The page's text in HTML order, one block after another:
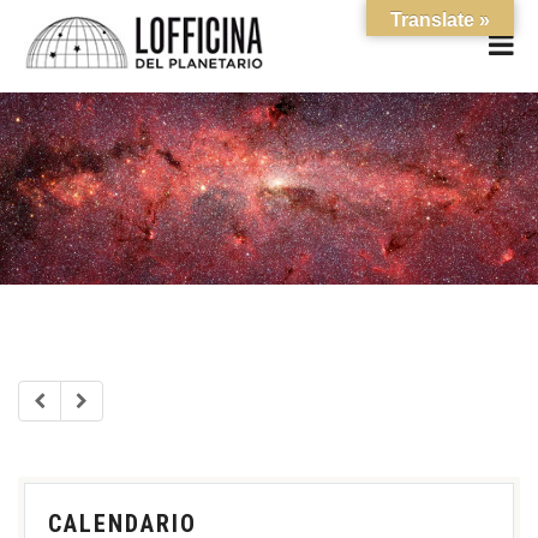
CALENDARIO
Translate »